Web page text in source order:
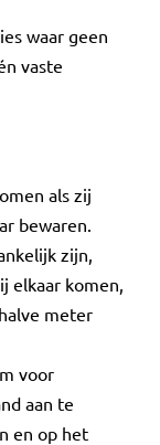
waar geen
vaste
als zij
bewaren.
zijn,
elkaar komen,
meter
voor
aan te
en op het